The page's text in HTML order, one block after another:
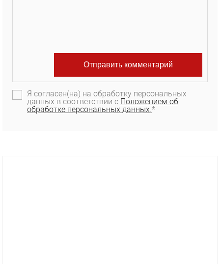
Я согласен(на) на обработку персональных
данных в соответствии с Положением об
обработке персональных данных.*